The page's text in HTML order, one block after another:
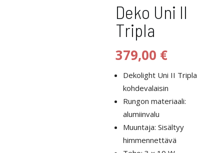
Deko Uni II
Tripla
379,00 €
Dekolight Uni II Tripla
kohdevalaisin
Rungon materiaali:
alumiinvalu
Muuntaja:Sisältyy
himmennettävä